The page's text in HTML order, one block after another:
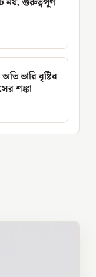
ভারি বৃষ্টির
শঙ্কা